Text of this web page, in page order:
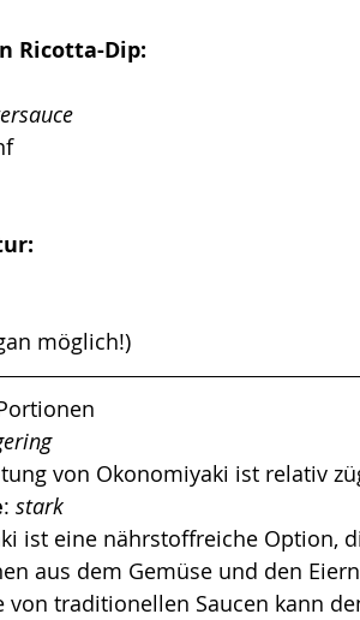
Ricotta-Dip:
möglich!)
von Okonomiyaki ist relativ
: stark
ist eine nährstoffreiche Option,
aus dem Gemüse und den
von traditionellen Saucen kann